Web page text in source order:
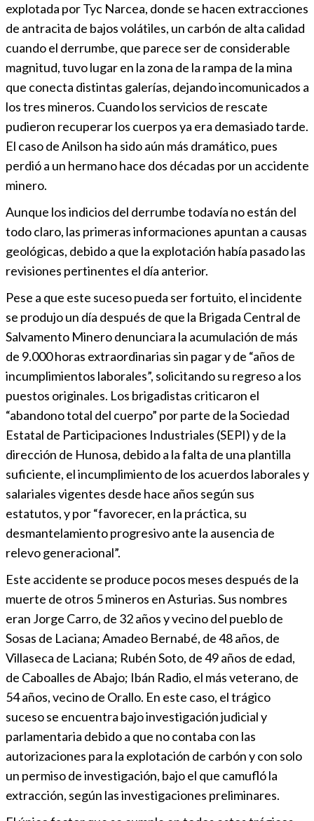
explotada por Tyc Narcea, donde se hacen extracciones
de antracita de bajos volátiles, un carbón de alta calidad
cuando el derrumbe, que parece ser de considerable
magnitud, tuvo lugar en la zona de la rampa de la mina
que conecta distintas galerías, dejando incomunicados a
los tres mineros. Cuando los servicios de rescate
pudieron recuperar los cuerpos ya era demasiado tarde.
El caso de Anilson ha sido aún más dramático, pues
perdió a un hermano hace dos décadas por un accidente
minero.
Aunque los indicios del derrumbe todavía no están del
todo claro, las primeras informaciones apuntan a causas
geológicas, debido a que la explotación había pasado las
revisiones pertinentes el día anterior.
Pese a que este suceso pueda ser fortuito, el incidente
se produjo un día después de que la Brigada Central de
Salvamento Minero denunciara la acumulación de más
de 9.000 horas extraordinarias sin pagar y de “años de
incumplimientos laborales”, solicitando su regreso a los
puestos originales. Los brigadistas criticaron el
“abandono total del cuerpo” por parte de la Sociedad
Estatal de Participaciones Industriales (SEPI) y de la
dirección de Hunosa, debido a la falta de una plantilla
suficiente, el incumplimiento de los acuerdos laborales y
salariales vigentes desde hace años según sus
estatutos, y por “favorecer, en la práctica, su
desmantelamiento progresivo ante la ausencia de
relevo generacional”.
Este accidente se produce pocos meses después de la
muerte de otros 5 mineros en Asturias. Sus nombres
eran Jorge Carro, de 32 años y vecino del pueblo de
Sosas de Laciana; Amadeo Bernabé, de 48 años, de
Villaseca de Laciana; Rubén Soto, de 49 años de edad,
de Caboalles de Abajo; Ibán Radio, el más veterano, de
54 años, vecino de Orallo. En este caso, el trágico
suceso se encuentra bajo investigación judicial y
parlamentaria debido a que no contaba con las
autorizaciones para la explotación de carbón y con solo
un permiso de investigación, bajo el que camufló la
extracción, según las investigaciones preliminares.